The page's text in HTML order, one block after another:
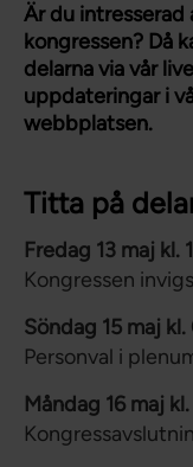
Är du intresserad
kongressen? Då
delarna via vår
uppdateringar i
webbplatsen.
Titta på
Fredag 13 maj kl.
Kongressen
Söndag 15 maj
Personval i
Måndag 16 maj